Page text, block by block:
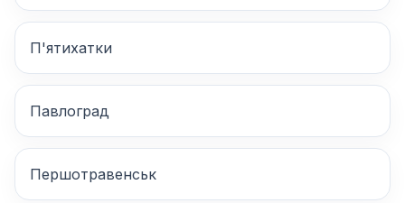
П'ятихатки
Павлоград
Першотравенськ